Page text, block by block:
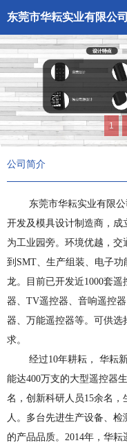
东莞市华耘实业有限公司
1
公司简介
东莞市华耘实业有限公
开发及模具设计制造商，成
为工业园旁。环境优越，交
到SMT、生产组装、电子
龙。目前已开发近1000套
器、TV遥控器、音响遥控
器、万能遥控器等。可供
求。
经过10年耕耘， 华耘新
能达400万支的大型遥控器
名，创新科研人员15余名，
人。多台先进生产设备、
的产品品质。2014年，华耘